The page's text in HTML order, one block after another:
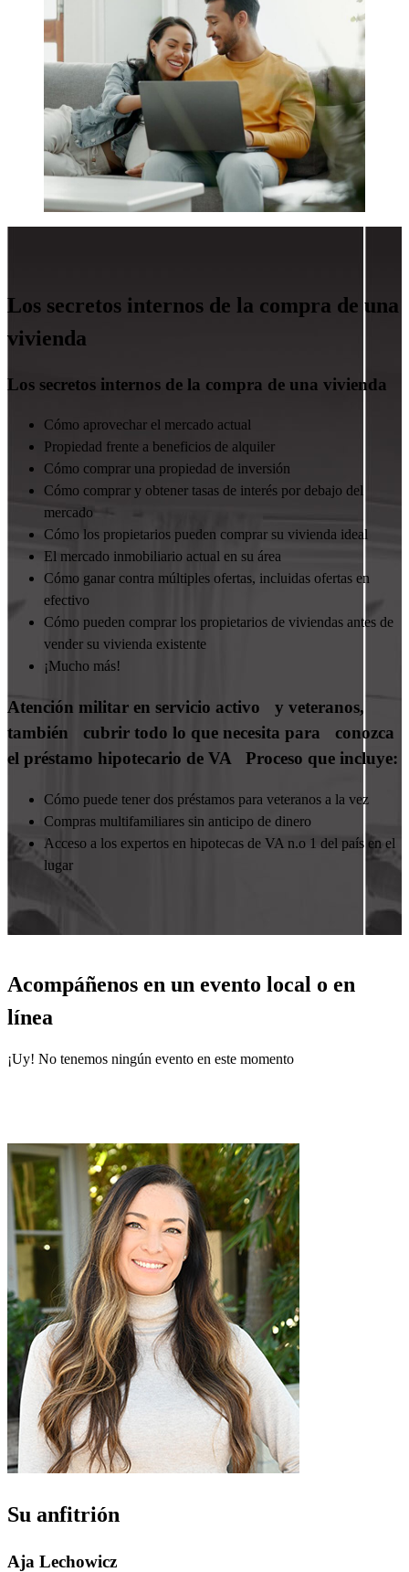
Los secretos internos de la compra de una
vivienda
Los secretos internos de la compra de una vivienda
Cómo aprovechar el mercado actual
Propiedad frente a beneficios de alquiler
Cómo comprar una propiedad de inversión
Cómo comprar y obtener tasas de interés por debajo del
mercado
Cómo los propietarios pueden comprar su vivienda ideal
El mercado inmobiliario actual en su área
Cómo ganar contra múltiples ofertas, incluidas ofertas en
efectivo
Cómo pueden comprar los propietarios de viviendas antes de
vender su vivienda existente
¡Mucho más!
Atención militar en servicio activo y veteranos,
también cubrir todo lo que necesita para conozca
el préstamo hipotecario de VA Proceso que incluye:
Cómo puede tener dos préstamos para veteranos a la vez
Compras multifamiliares sin anticipo de dinero
Acceso a los expertos en hipotecas de VA n.o 1 del país en el
lugar
Acompáñenos en un evento local o en
línea
¡Uy! No tenemos ningún evento en este momento
Su anfitrión
Aja Lechowicz